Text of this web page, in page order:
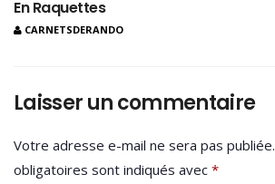
En Raquettes
CARNETSDERANDO
Laisser un commentaire
Votre adresse e-mail ne sera pas publiée.
obligatoires sont indiqués avec *